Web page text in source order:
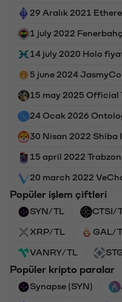
29 Aralık 2021
1 july 2022
14 july 2020 Holo
5 june 2024
15 may 2025 Official
24 Ocak 2026
30 Nisan 2022 Shiba
15 april 2022
20 march 2022
Popüler işlem çiftleri
SYN/TL CTSI/
XRP/TL GAL/
VANRY/TL
Popüler kripto paralar
Synapse (SYN)